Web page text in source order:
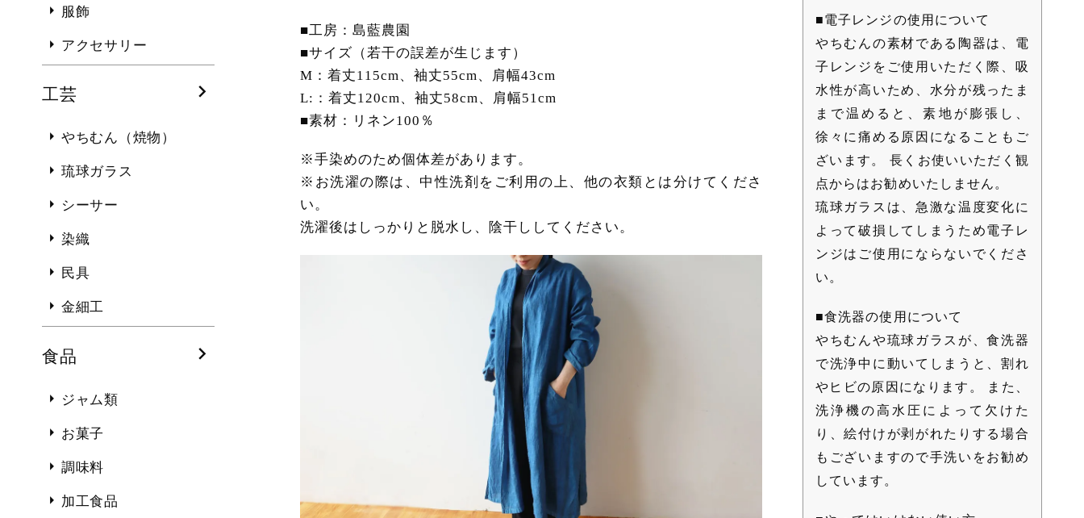
服飾
アクセサリー
工芸
やちむん（焼物）
琉球ガラス
シーサー
染織
民具
金細工
食品
ジャム類
お菓子
調味料
加工食品
■工房：島藍農園
■サイズ（若干の誤差が生じます）
M：着丈115cm、袖丈55cm、肩幅43cm
L:：着丈120cm、袖丈58cm、肩幅51cm
■素材：リネン100％
※手染めのため個体差があります。
※お洗濯の際は、中性洗剤をご利用の上、他の衣類とは分けてくださ
い。
洗濯後はしっかりと脱水し、陰干ししてください。
■電子レンジの使用について
やちむんの素材である陶器は、電
子レンジをご使用いただく際、吸
水性が高いため、水分が残ったま
まで温めると、素地が膨張し、
徐々に痛める原因になることもご
ざいます。 長くお使いいただく観
点からはお勧めいたしません。
琉球ガラスは、急激な温度変化に
よって破損してしまうため電子レ
ンジはご使用にならないでくださ
い。
■食洗器の使用について
やちむんや琉球ガラスが、食洗器
で洗浄中に動いてしまうと、割れ
やヒビの原因になります。 また、
洗浄機の高水圧によって欠けた
り、絵付けが剥がれたりする場合
もございますので手洗いをお勧め
しています。